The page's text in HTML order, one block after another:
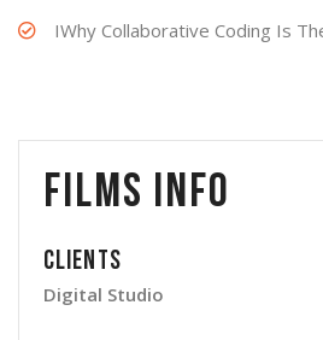
IWhy Collaborative Coding Is
Films Info
Clients
Digital Studio